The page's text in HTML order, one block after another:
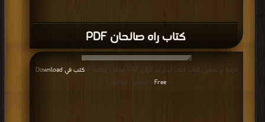
كتاب راه صالحان PDF
قراءة و تحميل كتاب كتاب تدبر در قرآن PDF مجانا | مكتبة >
كتب في Download
Free
| التحميل : مرة/مرات